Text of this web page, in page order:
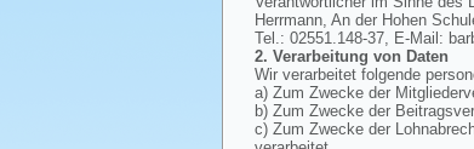
Herrmann, An der Hohen
Tel.: 02551.148-37, E-Mail:
2. Verarbeitung von Daten
Wir verarbeitet folgende
a) Zum Zwecke der
b) Zum Zwecke der
c) Zum Zwecke der